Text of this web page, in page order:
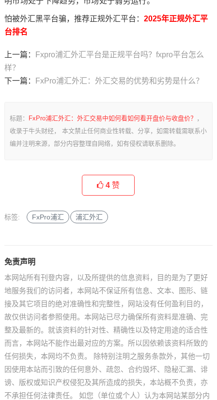
怕被外汇黑平台骗，推荐正规外汇平台： 2025年正规外汇平
台排名
上一篇：
Fxpro浦汇外汇平台是正规平台吗？fxpro平台怎么
样？
下一篇：
FxPro浦汇外汇：外汇交易的优势和劣势是什么？
标题： FxPro浦汇外汇：外汇交易中如何看如何看开盘价与收盘价？ ，
收录于牛头财经， 本文禁止任何商业性转载、分享，如需转载需联系小
编并注明来源，部分内容整理自网络，如有侵权请联系删除。
4 赞
标签: FxPro浦汇 浦汇外汇
免责声明
本网站所有刊登内容，以及所提供的信息资料，目的是为了更好
地服务我们的访问者，本网站不保证所有信息、文本、图形、链
接及其它项目的绝对准确性和完整性，网站没有任何盈利目的，
故仅供访问者参照使用。本网站已尽力确保所有资料是准确、完
整及最新的。就该资料的针对性、精确性以及特定用途的适合性
而言，本网站不能作出最对应的方案。所以因依赖该资料所致的
任何损失，本网均不负责。 除特别注明之服务条款外，其他一切
因使用本站而引致的任何意外、疏忽、合约毁坏、隐秘汇漏、诽
谤、版权或知识产权侵犯及其所造成的损失，本站概不负责，亦
不承担任何法律责任。 如您（单位或个人）认为本网站某部分内